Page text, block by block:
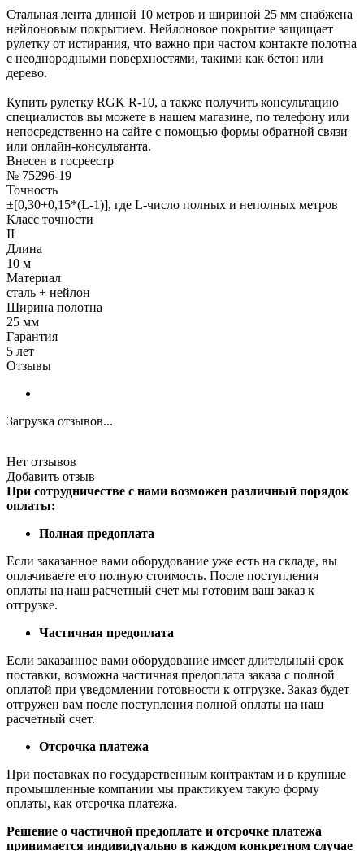
Стальная лента длиной 10 метров и шириной 25 мм снабжена
нейлоновым покрытием. Нейлоновое покрытие защищает
рулетку от истирания, что важно при частом контакте полотна
с неоднородными поверхностями, такими как бетон или
дерево.
Купить рулетку RGK R-10, а также получить консультацию
специалистов вы можете в нашем магазине, по телефону или
непосредственно на сайте с помощью формы обратной связи
или онлайн-консультанта.
Внесен в госреестр
№ 75296-19
Точность
±[0,30+0,15*(L-1)], где L-число полных и неполных метров
Класс точности
II
Длина
10 м
Материал
сталь + нейлон
Ширина полотна
25 мм
Гарантия
5 лет
Отзывы
Загрузка отзывов...
Нет отзывов
Добавить отзыв
При сотрудничестве с нами возможен различный порядок
оплаты:
Полная предоплата
Если заказанное вами оборудование уже есть на складе, вы
оплачиваете его полную стоимость. После поступления
оплаты на наш расчетный счет мы готовим ваш заказ к
отгрузке.
Частичная предоплата
Если заказанное вами оборудование имеет длительный срок
поставки, возможна частичная предоплата заказа с полной
оплатой при уведомлении готовности к отгрузке. Заказ будет
отгружен вам после поступления полной оплаты на наш
расчетный счет.
Отсрочка платежа
При поставках по государственным контрактам и в крупные
промышленные компании мы практикуем такую форму
оплаты, как отсрочка платежа.
Решение о частичной предоплате и отсрочке платежа
принимается индивидуально в каждом конкретном случае